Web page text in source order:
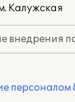
Калужская
внедрения
персоналом